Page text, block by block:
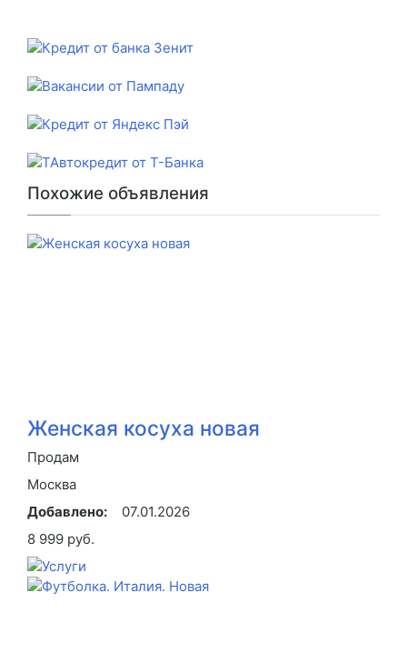
Похожие объявления
Женская косуха новая
Продам
Москва
Добавлено:
07.01.2026
8 999 руб.